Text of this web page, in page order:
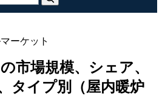
ーケット
市場規模、シェア、
タイプ別（屋内暖炉